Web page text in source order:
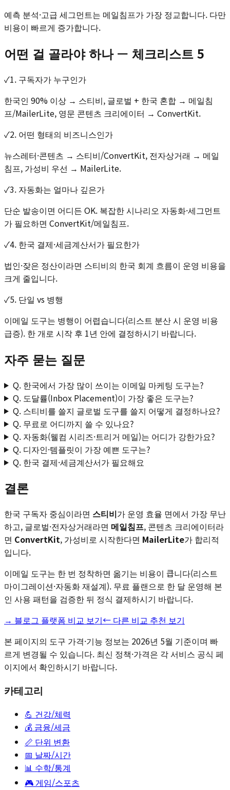
예측 분석·고급 세그먼트는 메일침프가 가장 정교합니다. 다만
비용이 빠르게 증가합니다.
어떤 걸 골라야 하나 — 체크리스트 5
✓1. 구독자가 누구인가
한국인 90% 이상 → 스티비, 글로벌 + 한국 혼합 → 메일침
프/MailerLite, 영문 콘텐츠 크리에이터 → ConvertKit.
✓2. 어떤 형태의 비즈니스인가
뉴스레터·콘텐츠 → 스티비/ConvertKit, 전자상거래 → 메일
침프, 가성비 우선 → MailerLite.
✓3. 자동화는 얼마나 깊은가
단순 발송이면 어디든 OK. 복잡한 시나리오 자동화·세그먼트
가 필요하면 ConvertKit/메일침프.
✓4. 한국 결제·세금계산서가 필요한가
법인·잦은 정산이라면 스티비의 한국 회계 흐름이 운영 비용을
크게 줄입니다.
✓5. 단일 vs 병행
이메일 도구는 병행이 어렵습니다(리스트 분산 시 운영 비용
급증). 한 개로 시작 후 1년 안에 결정하시기 바랍니다.
자주 묻는 질문
Q. 한국에서 가장 많이 쓰이는 이메일 마케팅 도구는?
Q. 도달률(Inbox Placement)이 가장 좋은 도구는?
Q. 스티비를 쓸지 글로벌 도구를 쓸지 어떻게 결정하나요?
Q. 무료로 어디까지 쓸 수 있나요?
Q. 자동화(웰컴 시리즈·트리거 메일)는 어디가 강한가요?
Q. 디자인·템플릿이 가장 예쁜 도구는?
Q. 한국 결제·세금계산서가 필요해요
결론
한국 구독자 중심이라면 스티비가 운영 효율 면에서 가장 무난
하고, 글로벌·전자상거래라면 메일침프, 콘텐츠 크리에이터라
면 ConvertKit, 가성비로 시작한다면 MailerLite가 합리적
입니다.
이메일 도구는 한 번 정착하면 옮기는 비용이 큽니다(리스트
마이그레이션·자동화 재설계). 무료 플랜으로 한 달 운영해 본
인 사용 패턴을 검증한 뒤 정식 결제하시기 바랍니다.
→ 블로그 플랫폼 비교 보기← 다른 비교 추천 보기
본 페이지의 도구 가격·기능 정보는 2026년 5월 기준이며 빠
르게 변경될 수 있습니다. 최신 정책·가격은 각 서비스 공식 페
이지에서 확인하시기 바랍니다.
카테고리
💪 건강/체력
💰 금융/세금
📏 단위 변환
📅 날짜/시간
📊 수학/통계
🎮게임/스포츠